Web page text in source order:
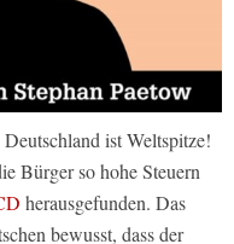
ist Weltspitze!
Bürger so hohe Steuern
herausgefunden. Das
bewusst, dass der